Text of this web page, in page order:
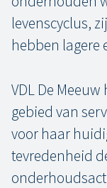
levenscyclus,
hebben lagere
VDL De
gebied van
voor haar
tevredenheid